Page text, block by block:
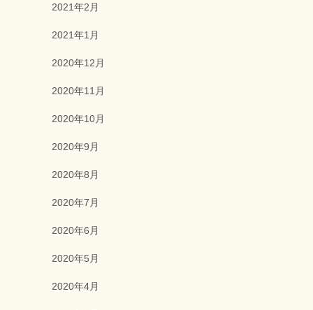
2021年2月
2021年1月
2020年12月
2020年11月
2020年10月
2020年9月
2020年8月
2020年7月
2020年6月
2020年5月
2020年4月